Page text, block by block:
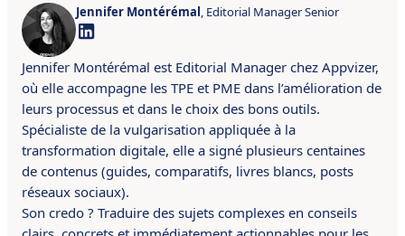
Jennifer Montérémal, Editorial Manager Senior
Jennifer Montérémal est Editorial Manager chez Appvizer,
où elle accompagne les TPE et PME dans l’amélioration de
leurs processus et dans le choix des bons outils.
Spécialiste de la vulgarisation appliquée à la
transformation digitale, elle a signé plusieurs centaines
de contenus (guides, comparatifs, livres blancs, posts
réseaux sociaux).
Son credo ? Traduire des sujets complexes en conseils